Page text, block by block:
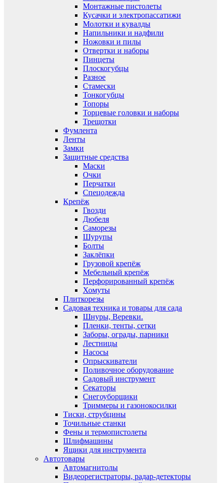
Монтажные пистолеты
Кусачки и электропассатижи
Молотки и кувалды
Напильники и надфили
Ножовки и пилы
Отвертки и наборы
Пинцеты
Плоскогубцы
Разное
Стамески
Тонкогубцы
Топоры
Торцевые головки и наборы
Трещотки
Фумлента
Ленты
Замки
Защитные средства
Маски
Очки
Перчатки
Спецодежда
Крепёж
Гвозди
Дюбеля
Саморезы
Шурупы
Болты
Заклёпки
Грузовой крепёж
Мебельный крепёж
Перфорированный крепёж
Хомуты
Плиткорезы
Садовая техника и товары для сада
Шнуры, Веревки.
Пленки, тенты, сетки
Заборы, ограды, парники
Лестницы
Насосы
Опрыскиватели
Поливочное оборудование
Садовый инструмент
Секаторы
Снегоуборщики
Триммеры и газонокосилки
Тиски, струбцины
Точильные станки
Фены и термопистолеты
Шлифмашины
Ящики для инструмента
Автотовары
Автомагнитолы
Видеорегистраторы, радар-детекторы